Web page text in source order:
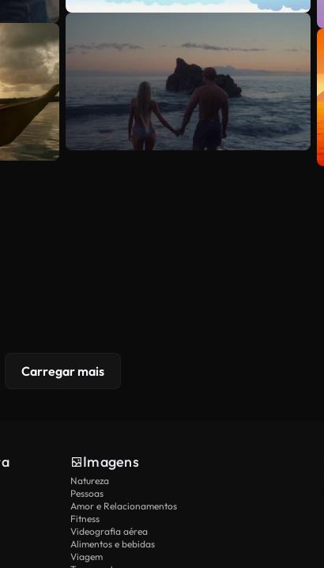
Carregar mais
Imagens
Natureza
Pessoas
Amor e Relacionamentos
Fitness
Videografia aérea
Alimentos e bebidas
Viagem